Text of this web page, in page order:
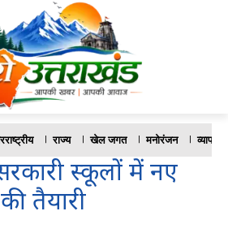
राज्य खेल जगत मनोरंजन व्यापार
स्कूलों में नए
तैयारी